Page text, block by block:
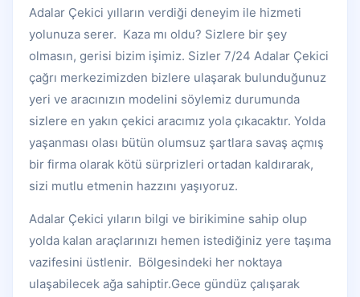
Adalar Çekici yılların verdiği deneyim ile hizmeti
yolunuza serer. Kaza mı oldu? Sizlere bir şey
olmasın, gerisi bizim işimiz. Sizler 7/24 Adalar Çekici
çağrı merkezimizden bizlere ulaşarak bulunduğunuz
yeri ve aracınızın modelini söylemiz durumunda
sizlere en yakın çekici aracımız yola çıkacaktır. Yolda
yaşanması olası bütün olumsuz şartlara savaş açmış
bir firma olarak kötü sürprizleri ortadan kaldırarak,
sizi mutlu etmenin hazzını yaşıyoruz.
Adalar Çekici yıların bilgi ve birikimine sahip olup
yolda kalan araçlarınızı hemen istediğiniz yere taşıma
vazifesini üstlenir. Bölgesindeki her noktaya
ulaşabilecek ağa sahiptir.Gece gündüz çalışarak